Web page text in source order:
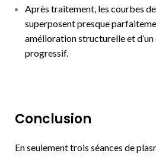
Après traitement, les courbes
superposent presque
amélioration structurelle et
progressif.
Conclusion
En seulement trois séances de